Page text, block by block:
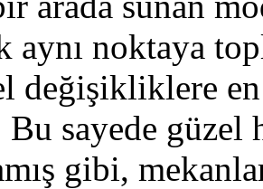
aynı noktaya
değişikliklere
sayede güzel
gibi,